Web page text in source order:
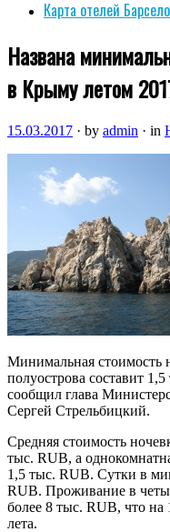
Карта отелей
Названа
в Крыму летом
15.03.2017 · by admin · in
Минимальная стоимость
полуострова составит
сообщил глава
Сергей Стрельбицкий.
Средняя стоимость
тыс. RUB, а
1,5 тыс. RUB. Сутки в
RUB. Проживание в
более 8 тыс. RUB, что
лета.